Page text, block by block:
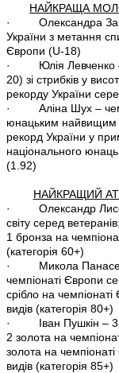
НАЙКРАЩА
· Олександра
України з метання
Європи (U-18)
· Юлія Левченко –
20) зі стрибків у
рекорду України
· Аліна Шух –
юнацьким найвищим
рекорд України у
національного
(1.92)
НАЙКРАЩИЙ
· Олександр
світу серед
1 бронза на
(категорія 60+)
· Микола
чемпіонаті Європи
срібло на
видів (категорія 80+)
· Іван Пушкін – 3
2 золота на
золота на
видів (категорія 85+)